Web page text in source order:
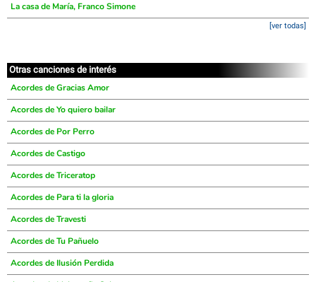
La casa de María, Franco Simone
[ver todas]
Otras canciones de interés
Acordes de Gracias Amor
Acordes de Yo quiero bailar
Acordes de Por Perro
Acordes de Castigo
Acordes de Triceratop
Acordes de Para ti la gloria
Acordes de Travesti
Acordes de Tu Pañuelo
Acordes de Ilusión Perdida